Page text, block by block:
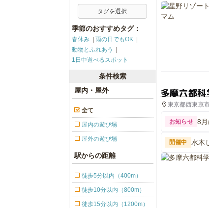
多摩六都
東京都西東京
お知らせ 8
開催中
水木
った
タグを選択
季節のおすすめタグ：
春休み
雨の日でもOK
動物とふれあう
1日中遊べるスポット
条件検索
屋内・屋外
全て
屋内の遊び場
屋外の遊び場
駅からの距離
徒歩5分以内（400m）
徒歩10分以内（800m）
徒歩15分以内（1200m）